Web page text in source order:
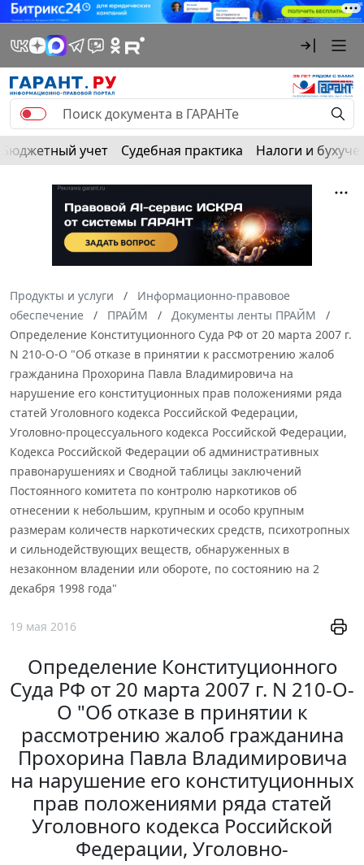
Бюджетный учет Судебная практика Налоги и
Продукты и услуги
Информационно-правовое
обеспечение
ПРАЙМ
Документы ленты ПРАЙМ
Определение Конституционного Суда РФ от 20 марта 2007 г.
N 210-О-О "Об отказе в принятии к рассмотрению жалоб
гражданина Прохорина Павла Владимировича на
нарушение его конституционных прав положениями ряда
статей Уголовного кодекса Российской Федерации,
Уголовно-процессуального кодекса Российской Федерации,
Кодекса Российской Федерации об административных
правонарушениях и Сводной таблицы заключений
Постоянного комитета по контролю наркотиков об
отнесении к небольшим, крупным и особо крупным
размерам количеств наркотических средств, психотропных
и сильнодействующих веществ, обнаруженных в
незаконном владении или обороте, по состоянию на 2
декабря 1998 года"
19 мая 2016
Определение Конституционного
Суда РФ от 20 марта 2007 г. N 210-О-
О "Об отказе в принятии к
рассмотрению жалоб гражданина
Прохорина Павла Владимировича
на нарушение его конституционных
прав положениями ряда статей
Уголовного кодекса Российской
Федерации, Уголовно-